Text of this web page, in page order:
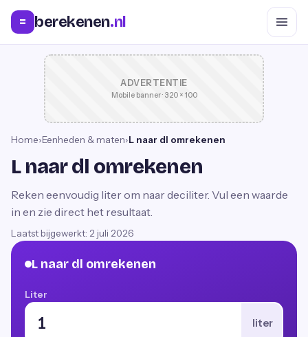
= berekenen.nl
ADVERTENTIE
Mobile banner · 320 × 100
Home›Eenheden & maten›L naar dl omrekenen
L naar dl omrekenen
Reken eenvoudig liter om naar deciliter. Vul een waarde
in en zie direct het resultaat.
Laatst bijgewerkt: 2 juli 2026
L naar dl omrekenen
Liter
liter